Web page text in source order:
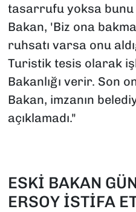
tasarrufu yoksa bunu
Bakan, 'Biz ona
ruhsatı varsa onu
Turistik tesis olarak
Bakanlığı verir. Son
Bakan, imzanın
açıklamadı."
ESKİ BAKAN
ERSOY İSTİFA